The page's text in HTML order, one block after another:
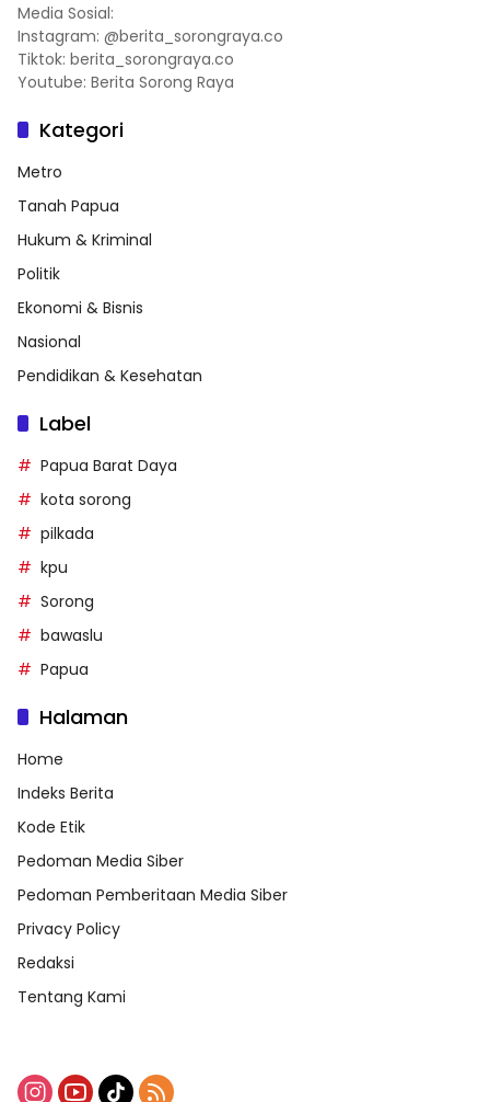
Media Sosial:
Instagram: @berita_sorongraya.co
Tiktok: berita_sorongraya.co
Youtube: Berita Sorong Raya
Kategori
Metro
Tanah Papua
Hukum & Kriminal
Politik
Ekonomi & Bisnis
Nasional
Pendidikan & Kesehatan
Label
Papua Barat Daya
kota sorong
pilkada
kpu
Sorong
bawaslu
Papua
Halaman
Home
Indeks Berita
Kode Etik
Pedoman Media Siber
Pedoman Pemberitaan Media Siber
Privacy Policy
Redaksi
Tentang Kami